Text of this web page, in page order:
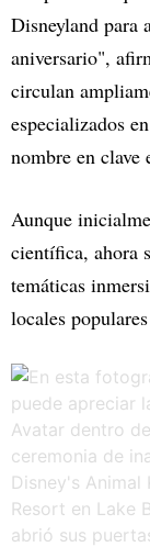
Disneyland para
aniversario",
circulan
especializados
nombre en clave
Aunque
científica, ahora
temáticas
locales